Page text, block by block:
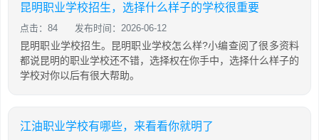
昆明职业学校招生，选择什么样子的学校很重要
点击：84 发布时间：2026-06-12
昆明职业学校招生。昆明职业学校怎么样?小编查阅了很多资料
都说昆明的职业学校还不错，选择权在你手中，选择什么样子的
学校对你以后有很大帮助。
江油职业学校有哪些，来看看你就明了